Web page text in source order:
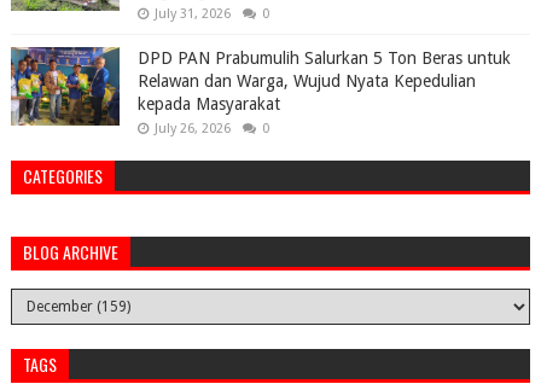
July 31, 2026 0
DPD PAN Prabumulih Salurkan 5 Ton Beras untuk
Relawan dan Warga, Wujud Nyata Kepedulian
kepada Masyarakat
July 26, 2026 0
CATEGORIES
BLOG ARCHIVE
TAGS